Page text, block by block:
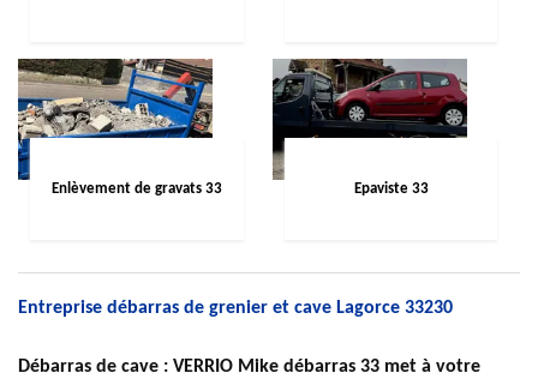
Enlèvement de gravats 33 Epaviste 33
Entreprise débarras de grenier et cave Lagorce 33230
Débarras de cave : VERRIO Mike débarras 33 met à votre